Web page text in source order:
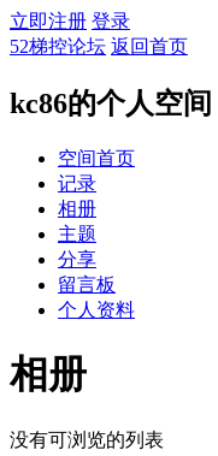
立即注册 登录
52梯控论坛 返回首页
kc86的个人空间
空间首页
记录
相册
主题
分享
留言板
个人资料
相册
没有可浏览的列表